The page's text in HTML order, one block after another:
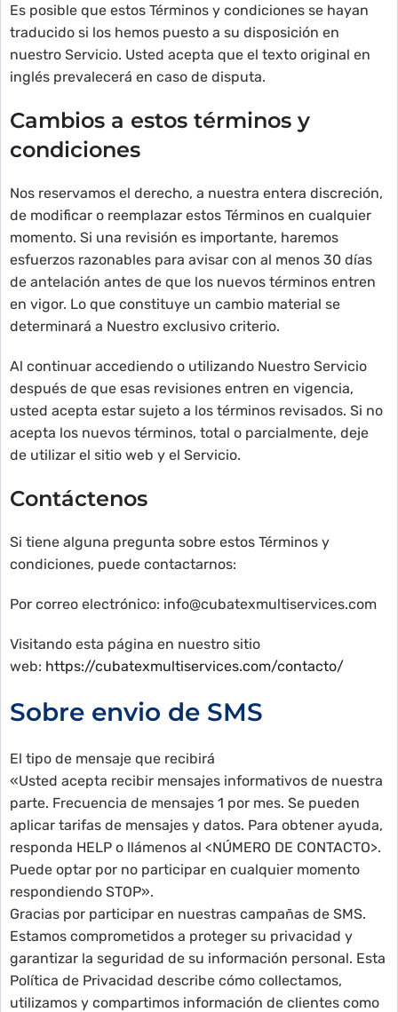
Es posible que estos Términos y condiciones se hayan
traducido si los hemos puesto a su disposición en
nuestro Servicio. Usted acepta que el texto original en
inglés prevalecerá en caso de disputa.
Cambios a estos términos y
condiciones
Nos reservamos el derecho, a nuestra entera discreción,
de modificar o reemplazar estos Términos en cualquier
momento. Si una revisión es importante, haremos
esfuerzos razonables para avisar con al menos 30 días
de antelación antes de que los nuevos términos entren
en vigor. Lo que constituye un cambio material se
determinará a Nuestro exclusivo criterio.
Al continuar accediendo o utilizando Nuestro Servicio
después de que esas revisiones entren en vigencia,
usted acepta estar sujeto a los términos revisados. Si no
acepta los nuevos términos, total o parcialmente, deje
de utilizar el sitio web y el Servicio.
Contáctenos
Si tiene alguna pregunta sobre estos Términos y
condiciones, puede contactarnos:
Por correo electrónico: info@cubatexmultiservices.com
Visitando esta página en nuestro sitio
web: https://cubatexmultiservices.com/contacto/
Sobre envio de SMS
El tipo de mensaje que recibirá
«Usted acepta recibir mensajes informativos de nuestra
parte. Frecuencia de mensajes 1 por mes. Se pueden
aplicar tarifas de mensajes y datos. Para obtener ayuda,
responda HELP o llámenos al <NÚMERO DE CONTACTO>.
Puede optar por no participar en cualquier momento
respondiendo STOP».
Gracias por participar en nuestras campañas de SMS.
Estamos comprometidos a proteger su privacidad y
garantizar la seguridad de su información personal. Esta
Política de Privacidad describe cómo collectamos,
utilizamos y compartimos información de clientes como